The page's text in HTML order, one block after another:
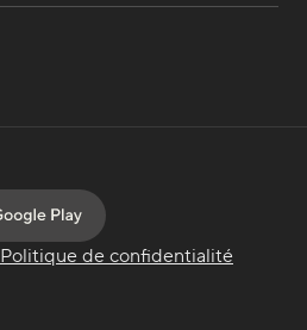
Politique de confidentialité